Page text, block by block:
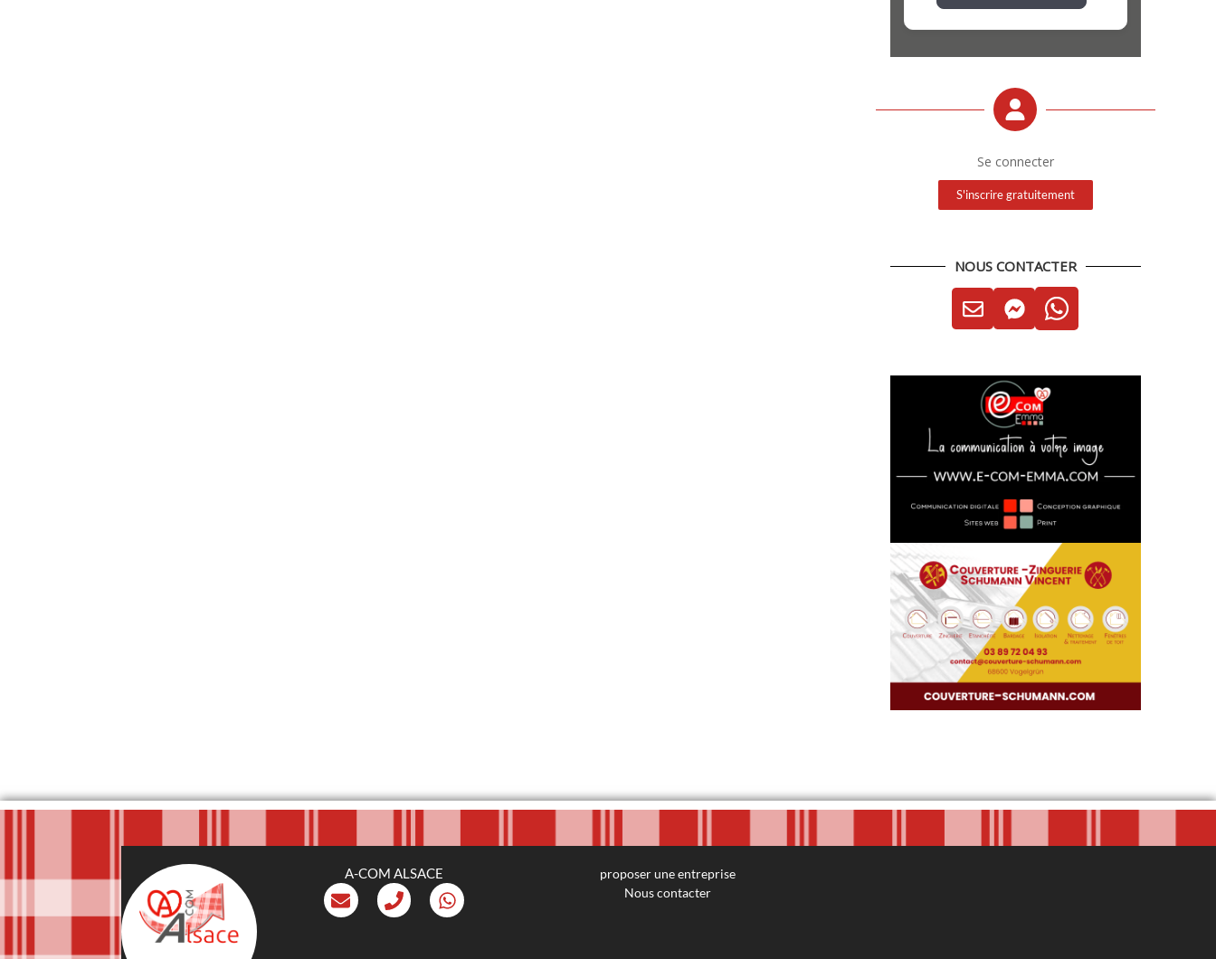
Se connecter
S'inscrire gratuitement
NOUS CONTACTER
A-COM ALSACE
proposer une entreprise
Nous contacter